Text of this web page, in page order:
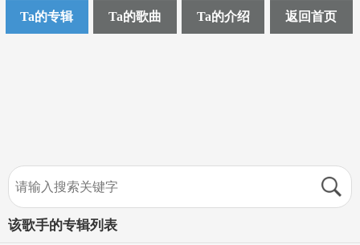
Ta的专辑 Ta的歌曲 Ta的介绍 返回首页
该歌手的专辑列表